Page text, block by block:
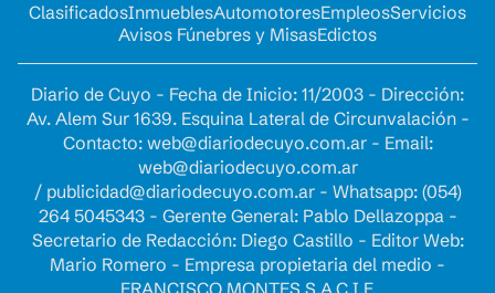
ClasificadosInmueblesAutomotoresEmpleosServicios
Avisos Fúnebres y MisasEdictos
Diario de Cuyo - Fecha de Inicio: 11/2003 - Dirección:
Av. Alem Sur 1639. Esquina Lateral de Circunvalación -
Contacto: web@diariodecuyo.com.ar- Email:
web@diariodecuyo.com.ar
/ publicidad@diariodecuyo.com.ar- Whatsapp: (054)
264 5045343 - Gerente General: Pablo Dellazoppa -
Secretario de Redacción: Diego Castillo - Editor Web:
Mario Romero - Empresa propietaria del medio -
FRANCISCO MONTES S.A.C.I.F.